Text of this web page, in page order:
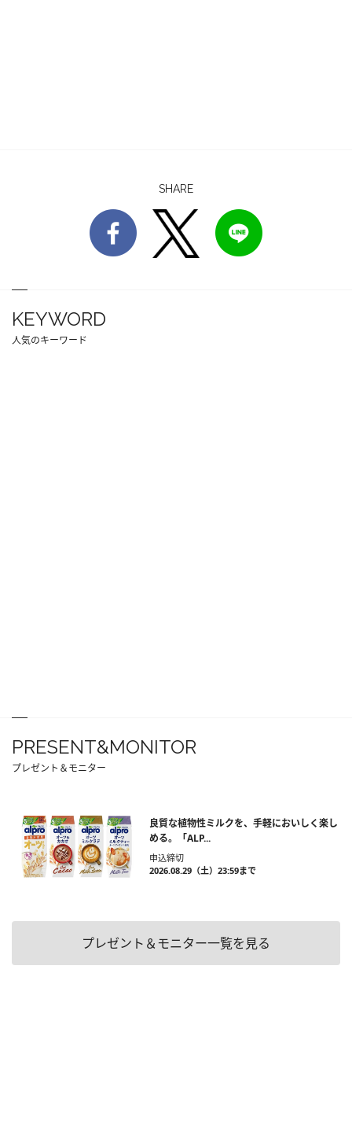
SHARE
KEYWORD
人気のキーワード
PRESENT&MONITOR
プレゼント＆モニター
良質な植物性ミルクを、手軽においしく楽し
める。「ALP...
申込締切
2026.08.29（土）23:59まで
プレゼント＆モニター一覧を見る